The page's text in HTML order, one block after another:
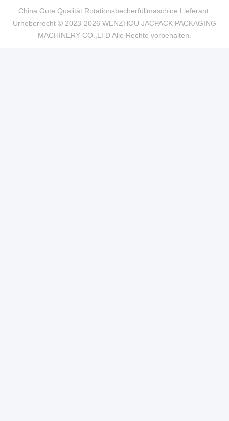
China Gute Qualität Rotationsbecherfüllmaschine Lieferant.
Urheberrecht © 2023-2026 WENZHOU JACPACK PACKAGING
MACHINERY CO.,LTD Alle Rechte vorbehalten.